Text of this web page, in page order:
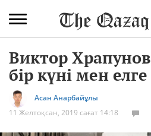
Виктор
бір күні мен
Асан Анарбайұлы
11 Желтоқсан, 2019 сағат 14:18